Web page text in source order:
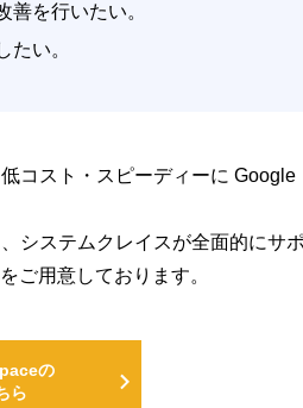
善を行いたい。
たい。
コスト・スピーディーに Google
システムクレイスが全面的にサポ
ご用意しております。
の
ら